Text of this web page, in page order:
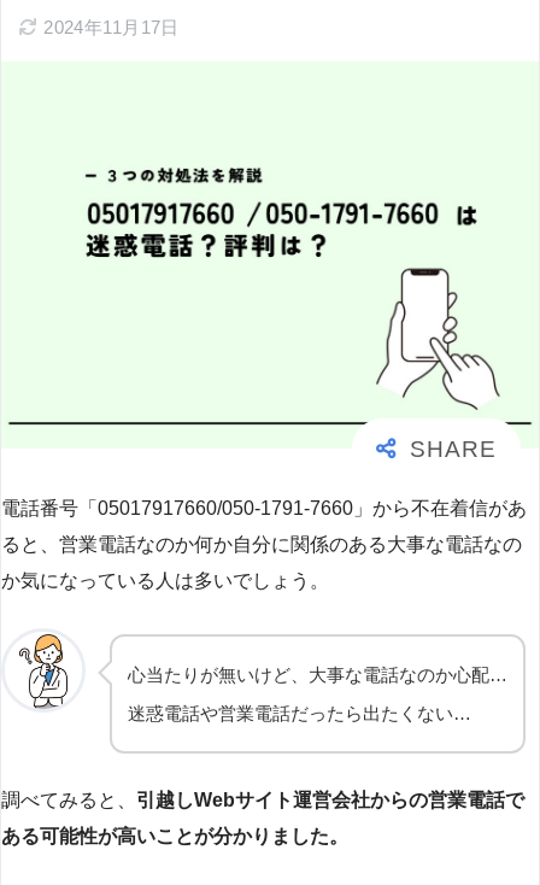
2024年11月17日
電話番号「05017917660/050-1791-7660」から不在着信があ
ると、営業電話なのか何か自分に関係のある大事な電話なの
か気になっている人は多いでしょう。
心当たりが無いけど、大事な電話なのか心配…
迷惑電話や営業電話だったら出たくない…
調べてみると、 引越しWebサイト運営会社からの営業電話で
ある可能性が高いことが分かりました。